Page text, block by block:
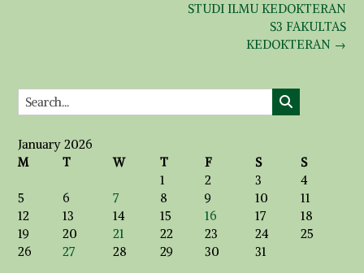
STUDI ILMU KEDOKTERAN
S3 FAKULTAS
KEDOKTERAN →
January 2026
M
T W T F S
S
1
2 3
4
5
6 7 8 9 10
11
12
13 14 15 16 17
18
19
20 21 22 23 24
25
26
27 28 29 30 31